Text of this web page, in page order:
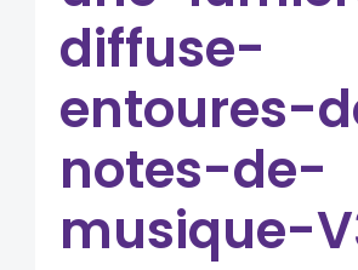
diffuse-
entoures-
notes-de-
musique-